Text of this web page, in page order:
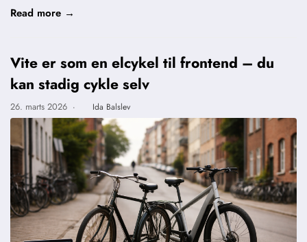
Read more →
Vite er som en elcykel til frontend – du
kan stadig cykle selv
26. marts 2026 · Ida Balslev